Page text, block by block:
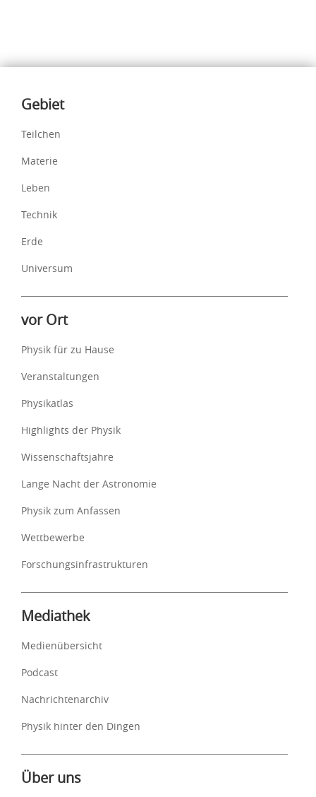
Inhalte
Gebiet
Teilchen
Materie
Leben
Technik
Erde
Universum
vor Ort
Physik für zu Hause
Veranstaltungen
Physikatlas
Highlights der Physik
Wissenschaftsjahre
Lange Nacht der Astronomie
Physik zum Anfassen
Wettbewerbe
Forschungsinfrastrukturen
Mediathek
Medienübersicht
Podcast
Nachrichtenarchiv
Physik hinter den Dingen
Über uns